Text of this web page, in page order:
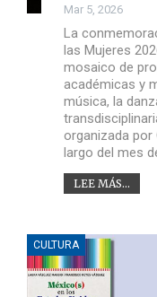
Mar 5, 2026
La
las Mujeres
mosaico de
académicas y
música, la
organizada por
largo del mes
LEE MÁS...
CULTURA